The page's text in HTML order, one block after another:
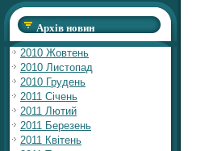
Архів новин
2010 Жовтень
2010 Листопад
2010 Грудень
2011 Січень
2011 Лютий
2011 Березень
2011 Квітень